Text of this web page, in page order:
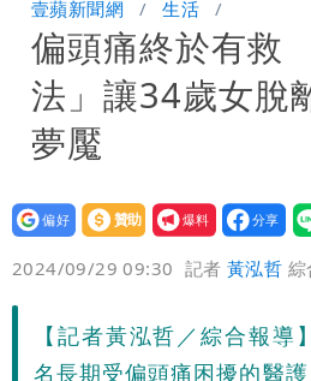
恐下500毫米
白海豚接近「北台
署：本島陸警機率低
影片｜颱風接近硬
家-1」 9歲兒捲入海
壹蘋新聞網 生活
偏頭痛終於有救
法」讓34歲女脫
夢魘
設為
贊助
我要
爆料
2024/09/29 09:30 記者黃泓哲 綜
【記者黃泓哲／綜合報導
名長期受偏頭痛困擾的醫